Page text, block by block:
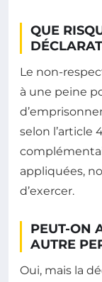
QUE
Le non-
à une peine
selon l’article
appliquées,
d’exercer.
PEUT-ON
AUTRE
Oui, mais la